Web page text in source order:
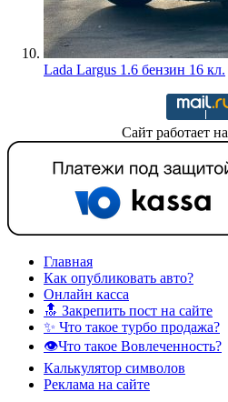
Lada Largus 1.6 бензин 16 кл.
Сайт работает на
Главная
Как опубликовать авто?
Онлайн касса
🔝 Закрепить пост на сайте
✨ Что такое турбо продажа?
👁️Что такое Вовлеченность?
Калькулятор символов
Реклама на сайте